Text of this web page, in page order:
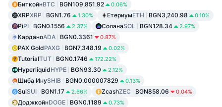
БиткойнBTC BGN109,851.92 0.06%
XRPXRP BGN1.76 1.30% ЕтериумETH BGN3,240.98 0.10%
PiPI BGN0.1556 2.37% СоланаSOL BGN128.34 2.97%
КарданоADA BGN0.3361 0.87%
PAX GoldPAXG BGN7,348.19 0.02%
TutorialTUT BGN0.1746 172.22%
HyperliquidHYPE BGN93.30 2.12%
Шиба ИнуSHIB BGN0.000007829 0.13%
SuiSUI BGN1.17 2.66% ZcashZEC BGN858.06 0.04%
ДоджкойнDOGE BGN0.1189 0.73%